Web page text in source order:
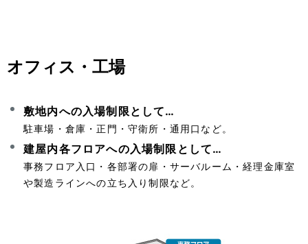
o
y
オフィス・工場
敷地内への入場制限として…
駐車場・倉庫・正門・守衛所・通用口など。
建屋内各フロアへの入場制限として…
事務フロア入口・各部署の扉・サーバルーム・経理金庫室
や製造ラインへの立ち入り制限など。